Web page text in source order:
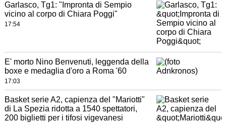
Garlasco, Tg1: "Impronta di Sempio
vicino al corpo di Chiara Poggi"
17:54
E' morto Nino Benvenuti, leggenda della
boxe e medaglia d'oro a Roma '60
17:03
Basket serie A2, capienza del "Mariotti"
di La Spezia ridotta a 1540 spettatori,
200 biglietti per i tifosi vigevanesi